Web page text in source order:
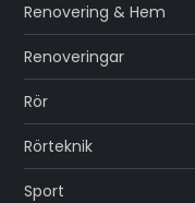
Renovering & Hem
Renoveringar
Rör
Rörteknik
Sport